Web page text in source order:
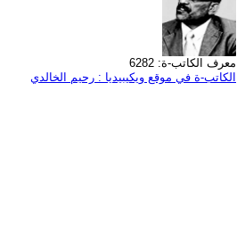
معرف الكاتب-ة: 6282
الكاتب-ة في موقع ويكيبيديا : رحيم الخالدي